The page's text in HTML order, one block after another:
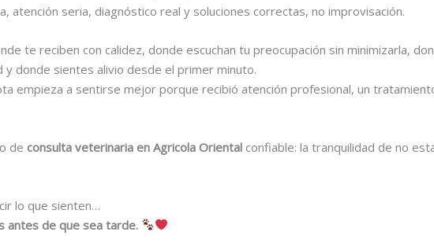
atención seria, diagnóstico real y soluciones correctas, no improvisación.
te reciben con calidez, donde escuchan tu preocupación sin minimizarla,
y donde sientes alivio desde el primer minuto.
empieza a sentirse mejor porque recibió atención profesional, un
de consulta veterinaria en Agricola Oriental confiable: la tranquilidad de no
lo que sienten…
antes de que sea tarde.